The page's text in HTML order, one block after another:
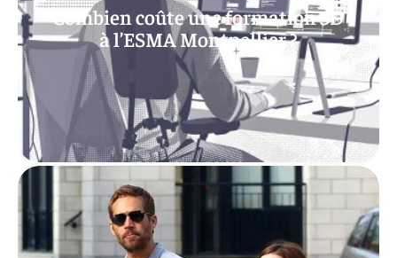
Combien coûte une formation 3D
à l’ESMA Montpellier ?